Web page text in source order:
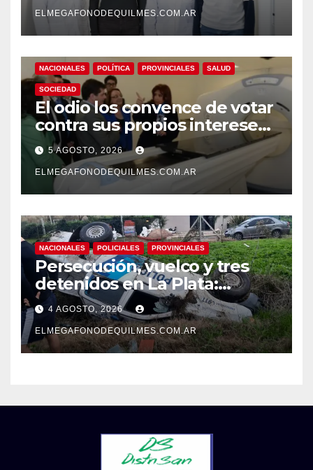
envejecimiento cerebral y las
demencias
ELMEGAFONODEQUILMES.COM.AR
NACIONALES POLÍTICA PROVINCIALES SALUD
SOCIEDAD
El odio los convence de votar
contra sus propios intereses.
Una Sociedad atrapada en la
grieta
5 AGOSTO, 2026
ELMEGAFONODEQUILMES.COM.AR
NACIONALES POLICIALES PROVINCIALES
Persecución, vuelco y tres
detenidos en La Plata:
recuperaron motos robadas
tras un operativo policial
4 AGOSTO, 2026
ELMEGAFONODEQUILMES.COM.AR